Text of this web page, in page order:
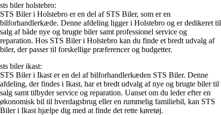
sts biler holstebro:
STS Biler i Holstebro er en del af STS Biler, som er en
bilforhandlerkæde. Denne afdeling ligger i Holstebro og er dedikeret til
salg af både nye og brugte biler samt professionel service og
reparation. Hos STS Biler i Holstebro kan du finde et bredt udvalg af
biler, der passer til forskellige præferencer og budgetter.
sts biler ikast:
STS Biler i Ikast er en del af bilforhandlerkæden STS Biler. Denne
afdeling, der findes i Ikast, har et bredt udvalg af nye og brugte biler til
salg samt tilbyder service og reparation. Uanset om du leder efter en
økonomisk bil til hverdagsbrug eller en rummelig familiebil, kan STS
Biler i Ikast hjælpe dig med at finde det rette køretøj.